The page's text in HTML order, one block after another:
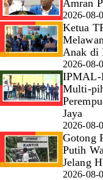
Amran
2026-08-
Ketua
Anak di
2026-08-
IPMAL-
Multi-
Jaya
2026-08-
Gotong
Putih
Jelang
2026-08-